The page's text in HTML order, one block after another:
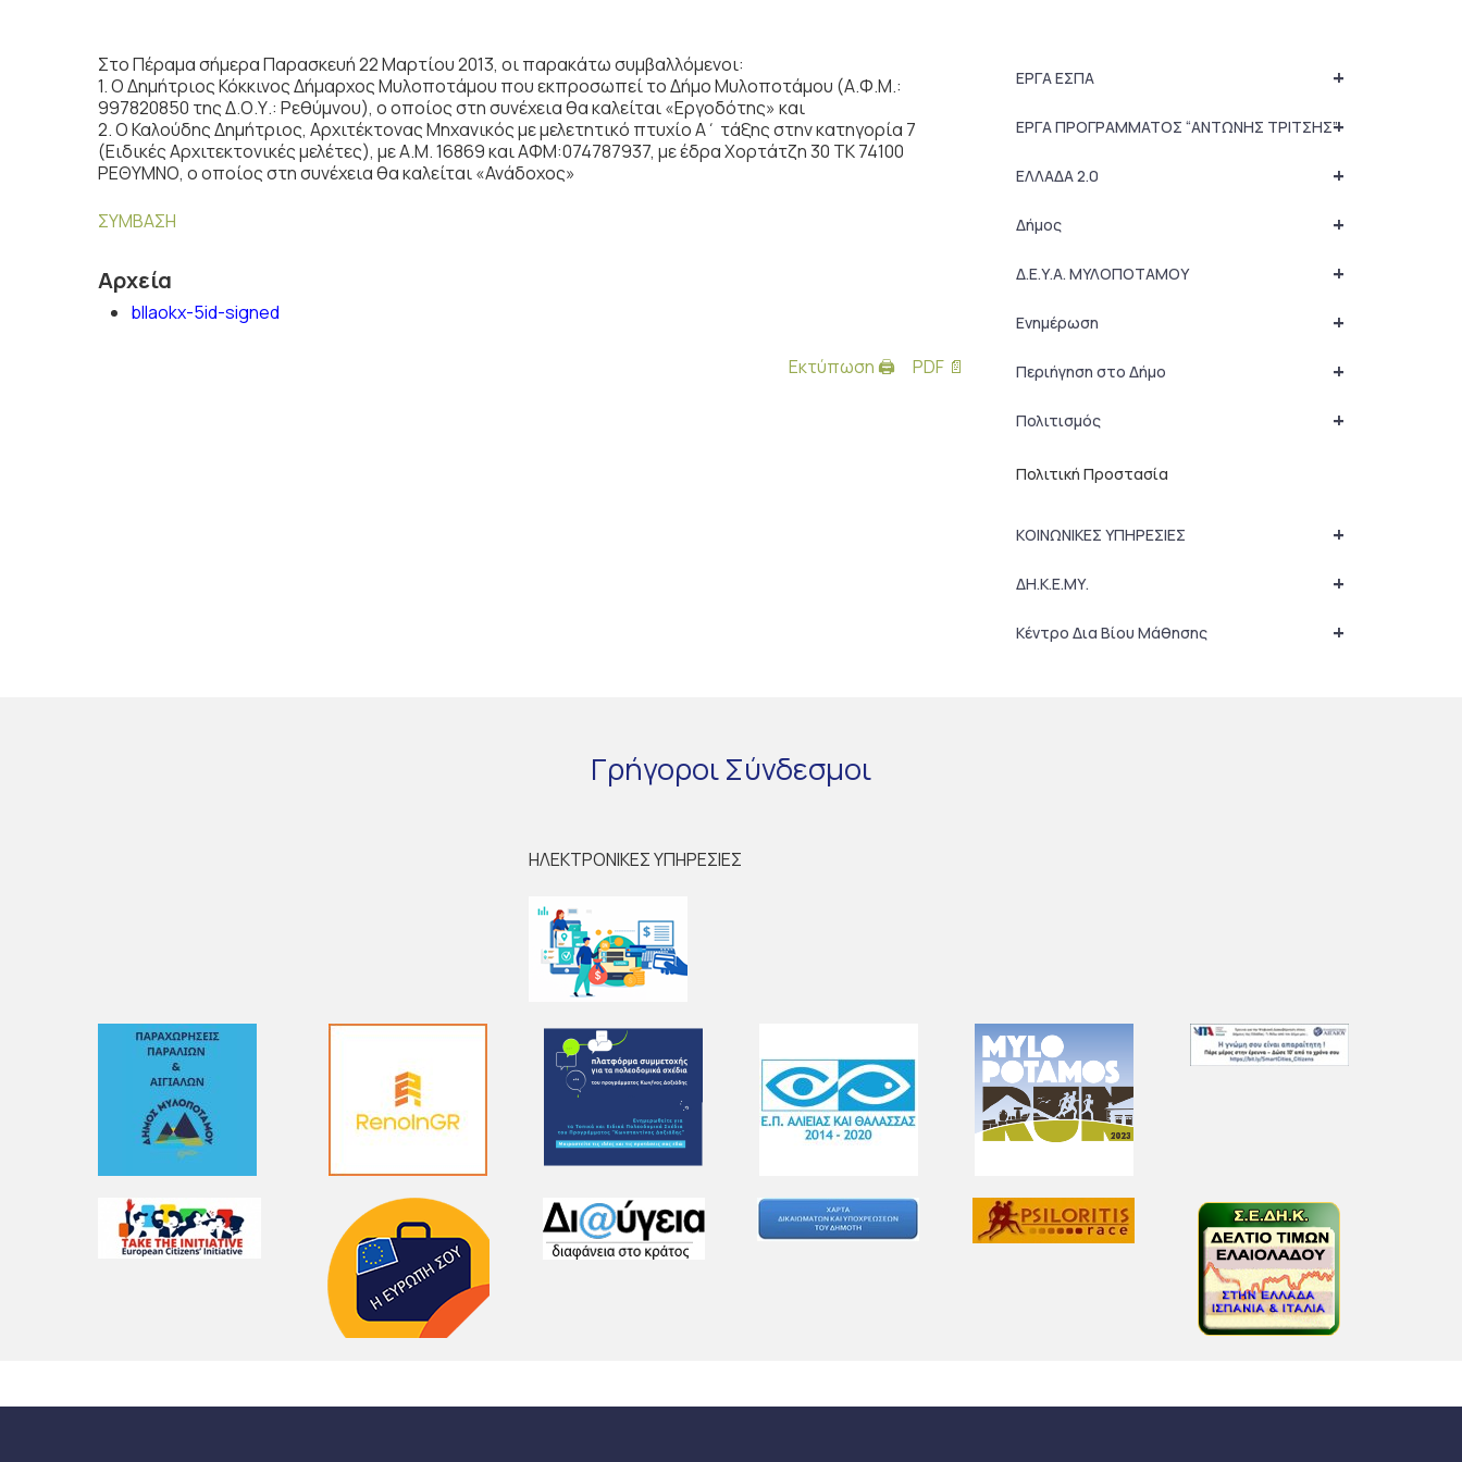
Στο Πέραμα σήμερα Παρασκευή 22 Μαρτίου 2013, οι παρακάτω συμβαλλόμενοι:
1. Ο Δημήτριος Κόκκινος Δήμαρχος Μυλοποτάμου που εκπροσωπεί το Δήμο Μυλοποτάμου (Α.Φ.Μ.:
997820850 της Δ.Ο.Υ.: Ρεθύμνου), ο οποίος στη συνέχεια θα καλείται «Εργοδότης» και
2. Ο Καλούδης Δημήτριος, Αρχιτέκτονας Μηχανικός με μελετητικό πτυχίο Α΄ τάξης στην κατηγορία 7
(Ειδικές Αρχιτεκτονικές μελέτες), με Α.Μ. 16869 και ΑΦΜ:074787937, με έδρα Χορτάτζη 30 ΤΚ 74100
ΡΕΘΥΜΝΟ, ο οποίος στη συνέχεια θα καλείται «Ανάδοχος»
ΣΥΜΒΑΣΗ
Αρχεία
bllaokx-5id-signed
Εκτύπωση 🖨 PDF 📄
+
ΕΡΓΑ ΕΣΠΑ
+
ΕΡΓΑ ΠΡΟΓΡΑΜΜΑΤΟΣ “ΑΝΤΩΝΗΣ ΤΡΙΤΣΗΣ”
+
ΕΛΛΑΔΑ 2.0
+
Δήμος
+
Δ.Ε.Υ.Α. ΜΥΛΟΠΟΤΑΜΟΥ
+
Ενημέρωση
+
Περιήγηση στο Δήμο
+
Πολιτισμός
Πολιτική Προστασία
+
ΚΟΙΝΩΝΙΚΕΣ ΥΠΗΡΕΣΙΕΣ
+
ΔΗ.Κ.Ε.ΜΥ.
+
Κέντρο Δια Βίου Μάθησης
ΓρήγοροιΣύνδεσμοι
ΗΛΕΚΤΡΟΝΙΚΕΣ ΥΠΗΡΕΣΙΕΣ